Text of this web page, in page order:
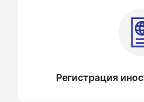
Регистрация